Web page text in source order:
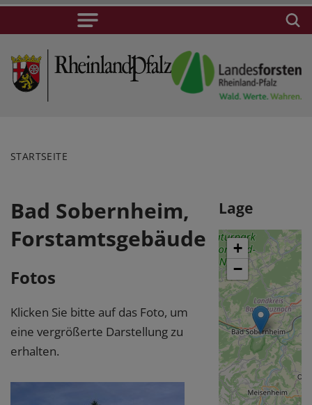
STARTSEITE
Bad Sobernheim,
Forstamtsgebäude
Fotos
Klicken Sie bitte auf das Foto, um
eine vergrößerte Darstellung zu
erhalten.
Lage
+
−